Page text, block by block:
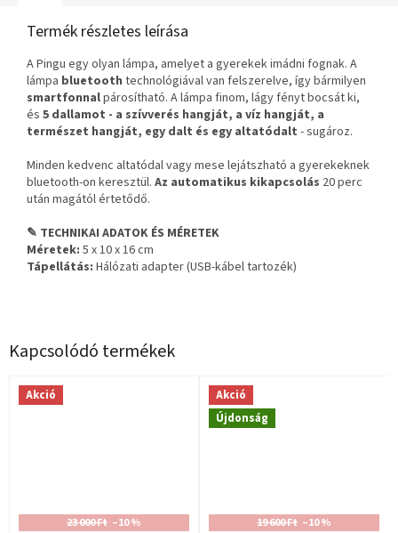
Kapcsolódó termékek
Akció
23 000 Ft –10 %
Akció
Újdonság
19 600 Ft –10 %
Termék részletes leírása
A Pingu egy olyan lámpa, amelyet a gyerekek imádni fognak. A
lámpa bluetooth technológiával van felszerelve, így bármilyen
smartfonnalpárosítható. A lámpa finom, lágy fényt bocsát ki,
és 5 dallamot - a szívverés hangját, a víz hangját, a
természet hangját, egy dalt és egy altatódalt - sugároz.
Minden kedvenc altatódal vagy mese lejátszható a gyerekeknek
bluetooth-on keresztül. Az automatikus kikapcsolás 20 perc
után magától értetődő.
✎ TECHNIKAI ADATOK ÉS MÉRETEK
Méretek: 5 x 10 x 16 cm
Tápellátás: Hálózati adapter (USB-kábel tartozék)